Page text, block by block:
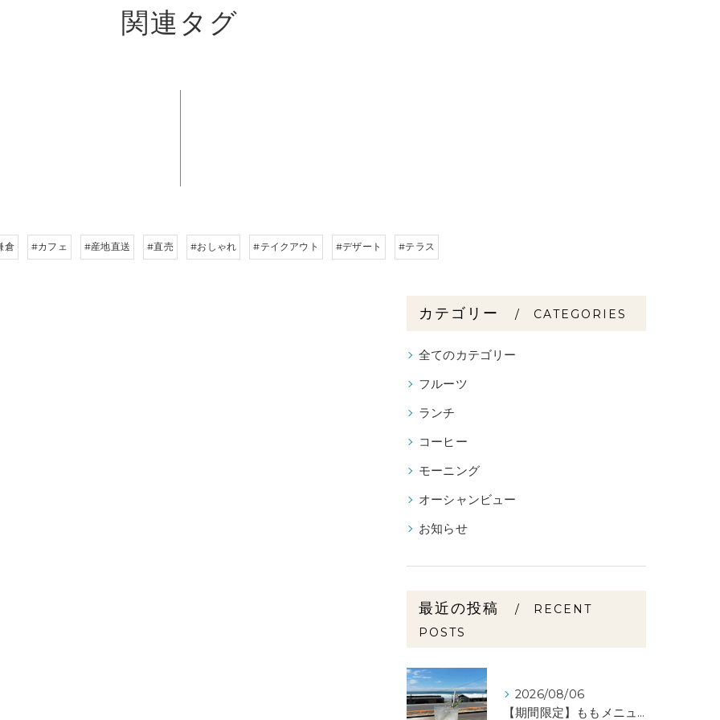
関連タグ
倉 #カフェ #産地直送 #直売 #おしゃれ #テイクアウト #デザート #テラス
カテゴリー CATEGORIES
全てのカテゴリー
フルーツ
ランチ
コーヒー
モーニング
オーシャンビュー
お知らせ
最近の投稿
RECENT
POSTS
2026/08/06
【期間限定】ももメニュー🍑スタートしました✨️